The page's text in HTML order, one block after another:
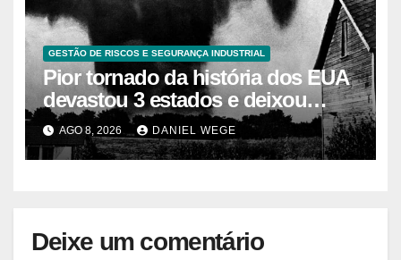
GESTÃO DE RISCOS E SEGURANÇA INDUSTRIAL
Pior tornado da história dos EUA
devastou 3 estados e deixou
centenas de mortos
AGO 8, 2026 DANIEL WEGE
Deixe um comentário